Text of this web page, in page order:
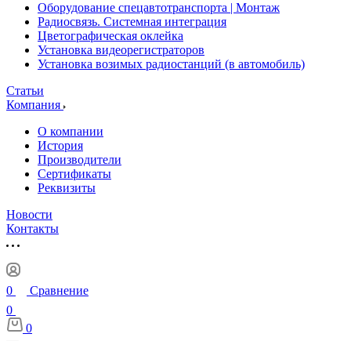
Оборудование спецавтотранспорта | Монтаж
Радиосвязь. Системная интеграция
Цветографическая оклейка
Установка видеорегистраторов
Установка возимых радиостанций (в автомобиль)
Статьи
Компания
О компании
История
Производители
Сертификаты
Реквизиты
Новости
Контакты
0
Сравнение
0
0